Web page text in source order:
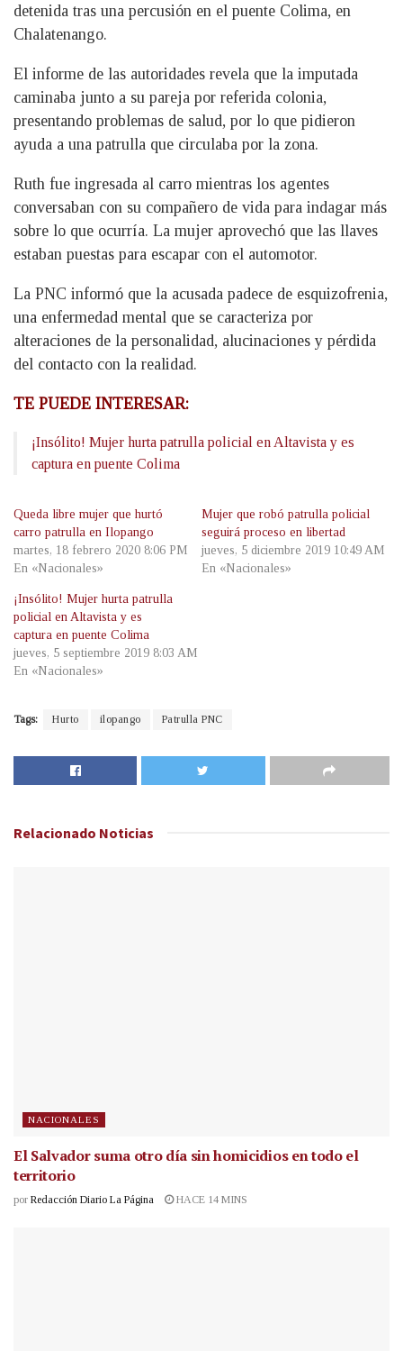
detenida tras una percusión en el puente Colima, en
Chalatenango.
El informe de las autoridades revela que la imputada
caminaba junto a su pareja por referida colonia,
presentando problemas de salud, por lo que pidieron
ayuda a una patrulla que circulaba por la zona.
Ruth fue ingresada al carro mientras los agentes
conversaban con su compañero de vida para indagar más
sobre lo que ocurría. La mujer aprovechó que las llaves
estaban puestas para escapar con el automotor.
La PNC informó que la acusada padece de esquizofrenia,
una enfermedad mental que se caracteriza por
alteraciones de la personalidad, alucinaciones y pérdida
del contacto con la realidad.
TE PUEDE INTERESAR:
¡Insólito! Mujer hurta patrulla policial en Altavista y es
captura en puente Colima
Queda libre mujer que hurtó
carro patrulla en Ilopango
martes, 18 febrero 2020 8:06 PM
En «Nacionales»
Mujer que robó patrulla policial
seguirá proceso en libertad
jueves, 5 diciembre 2019 10:49 AM
En «Nacionales»
¡Insólito! Mujer hurta patrulla
policial en Altavista y es
captura en puente Colima
jueves, 5 septiembre 2019 8:03 AM
En «Nacionales»
Tags: Hurto ilopango Patrulla PNC
Relacionado Noticias
NACIONALES
El Salvador suma otro día sin homicidios en todo el
territorio
por Redacción Diario La Página HACE 14 MINS